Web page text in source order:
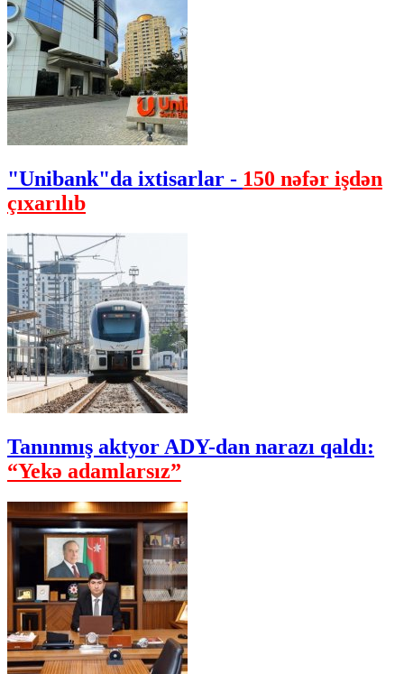
"Unibank"da ixtisarlar - 150 nəfər işdən
çıxarılıb
Tanınmış aktyor ADY-dan narazı qaldı:
“Yekə adamlarsız”